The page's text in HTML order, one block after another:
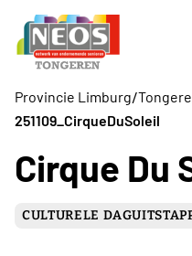
Provincie Limburg/
251109_CirqueDuSoleil
Cirque Du
CULTURELE